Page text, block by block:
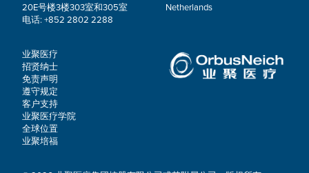
20E号楼3楼303室和305室
电话: +852 2802 2288
Netherlands
业聚医疗
招贤纳士
免责声明
遵守规定
客户支持
业聚医疗学院
全球位置
业聚培福